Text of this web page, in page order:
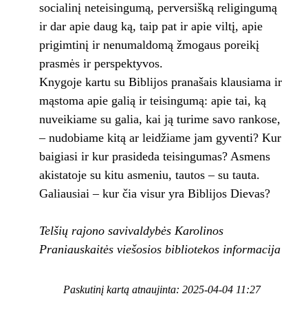
socialinį neteisingumą, perversišką religingumą
ir dar apie daug ką, taip pat ir apie viltį, apie
prigimtinį ir nenumaldomą žmogaus poreikį
prasmės ir perspektyvos.
Knygoje kartu su Biblijos pranašais klausiama ir
mąstoma apie galią ir teisingumą: apie tai, ką
nuveikiame su galia, kai ją turime savo rankose,
– nudobiame kitą ar leidžiame jam gyventi? Kur
baigiasi ir kur prasideda teisingumas? Asmens
akistatoje su kitu asmeniu, tautos – su tauta.
Galiausiai – kur čia visur yra Biblijos Dievas?
Telšių rajono savivaldybės Karolinos
Praniauskaitės viešosios bibliotekos informacija
Paskutinį kartą atnaujinta: 2025-04-04 11:27